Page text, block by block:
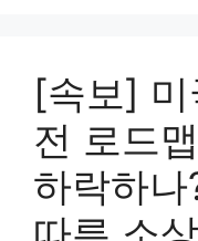
[속보]
전 로드
하락하